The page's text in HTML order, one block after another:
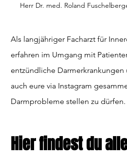
Herr Dr. med. Roland
Als langjähriger Facharzt für
erfahren im Umgang mit
entzündliche
auch eure via Instagram
Darmprobleme stellen zu dürfen.
Hier findest du